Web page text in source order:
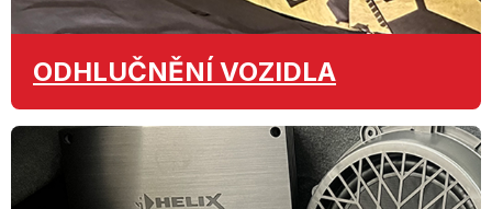
ODHLUČNĚNÍ VOZIDLA